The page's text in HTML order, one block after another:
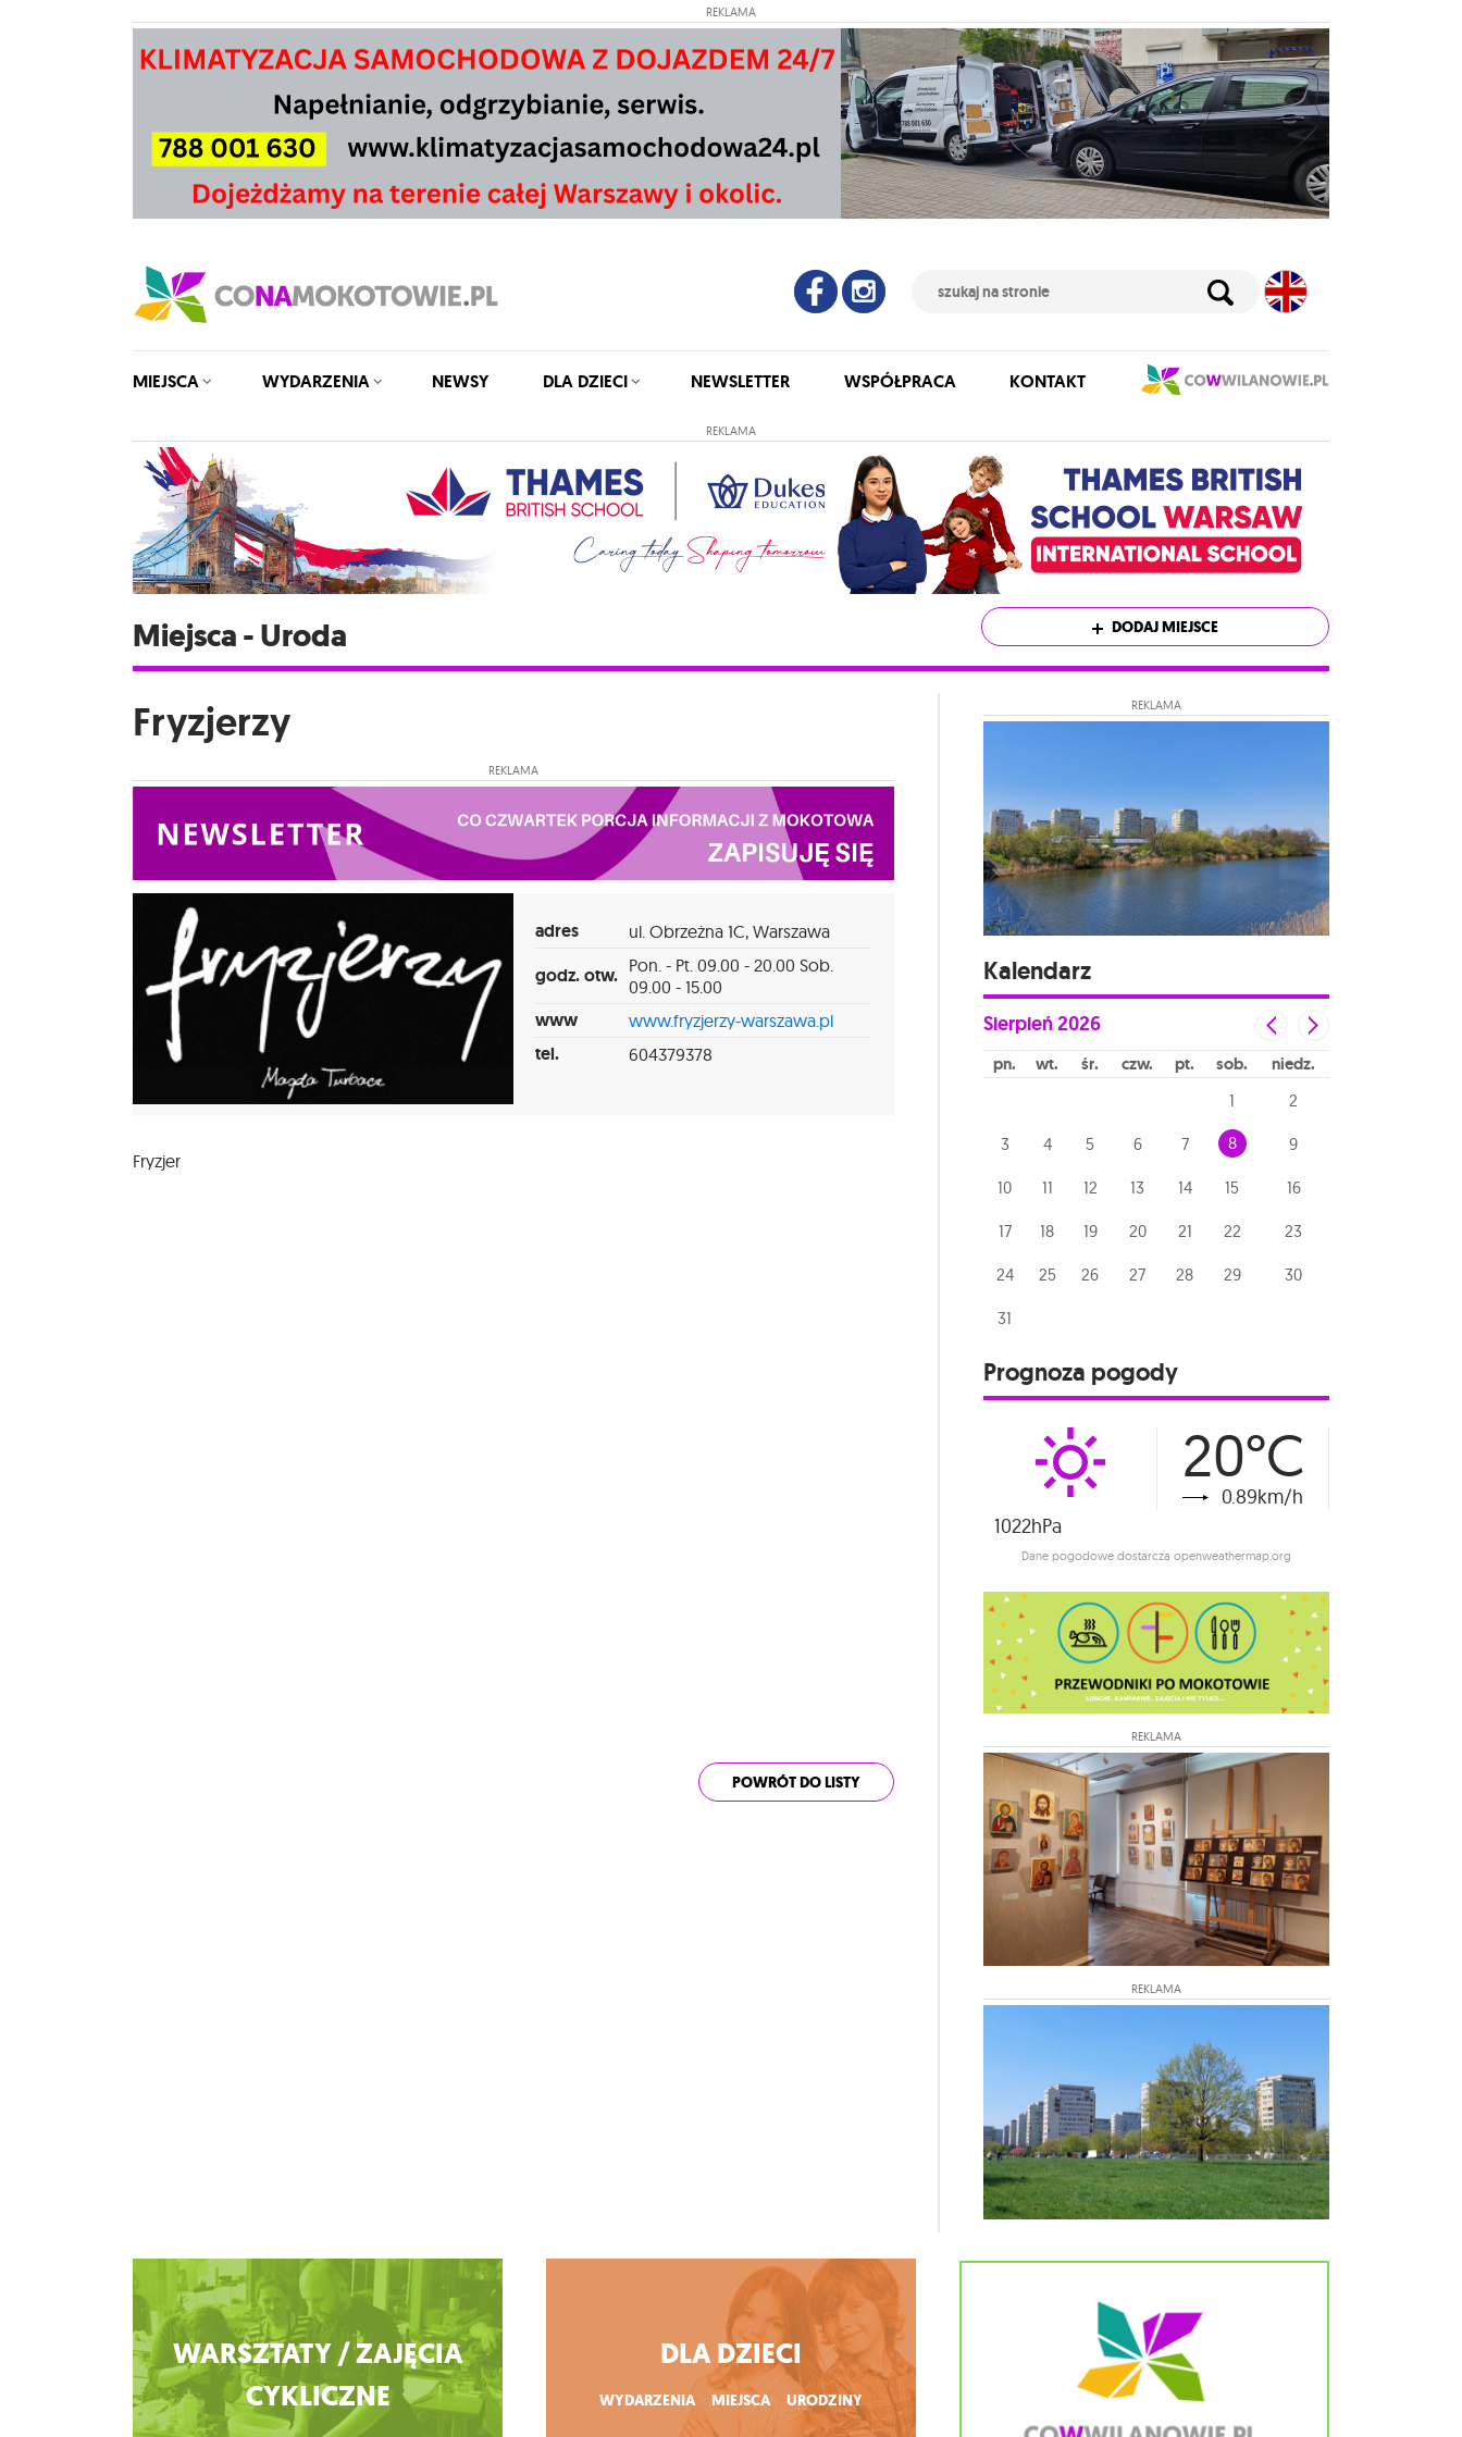
REKLAMA
MIEJSCA WYDARZENIA NEWSY DLA DZIECI NEWSLETTER WSPÓŁPRACA KONTAKT
REKLAMA
Miejsca - Uroda DODAJ MIEJSCE
Fryzjerzy
REKLAMA
adres ul. Obrzeżna 1C, Warszawa
godz. otw. Pon. - Pt. 09.00 - 20.00 Sob.
09.00 - 15.00
www www.fryzjerzy-warszawa.pl
tel. 604379378
Fryzjer
POWRÓT DO LISTY
REKLAMA
Kalendarz
Sierpień2026
pn wt śr czw pt sob niedz
1 2
3 4 5 6 7 8 9
10 11 12 13 14 15 16
17 18 19 20 21 22 23
24 25 26 27 28 29 30
31
Prognoza pogody
20°C
0.89km/h
1022hPa
Dane pogodowe dostarcza openweathermap.org
REKLAMA
REKLAMA
Zobacz więcej
WARSZTATY / ZAJĘCIA
CYKLICZNE
DLA DZIECI
WYDARZENIA MIEJSCA URODZINY